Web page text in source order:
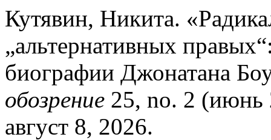
Кутявин, Никита.
„альтернативных
биографии Джонатана
обозрение 25, no. 2 (июнь
август 8, 2026.